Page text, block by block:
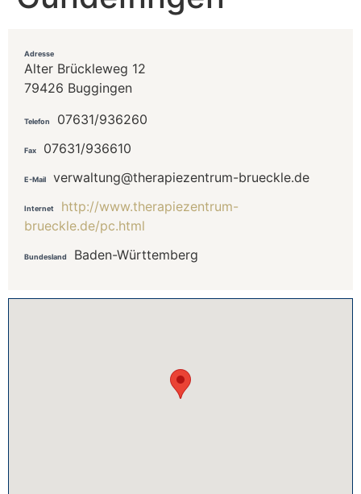
Adresse
Alter Brückleweg 12
79426 Buggingen
Telefon 07631/936260
Fax 07631/936610
E-Mail verwaltung@therapiezentrum-brueckle.de
Internet
http://www.therapiezentrum-
brueckle.de/pc.html
Bundesland Baden-Württemberg